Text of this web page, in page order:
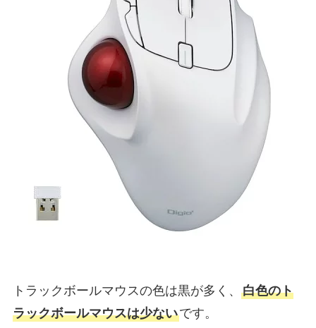
トラックボールマウスの色は黒が多く、 白色のト
ラックボールマウスは少ないです。